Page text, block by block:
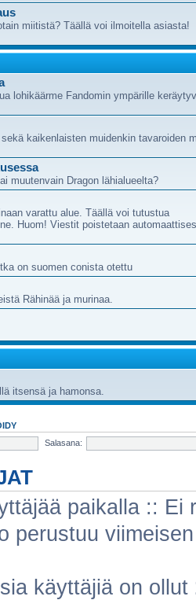
miitistä? Täällä voi ilmoitella asiasta!
lohikäärme Fandomin ympärille
kaikenlaisten muidenkin tavaroiden
muutenvain Dragon lähialueelta?
varattu alue. Täällä voi tutustua
Huom! Viestit poistetaan
on suomen conista otettu
Rähinää ja murinaa.
itsensä ja hamonsa.
Salasana:
paikalla :: Ei
perustuu
käyttäjiä on ollut